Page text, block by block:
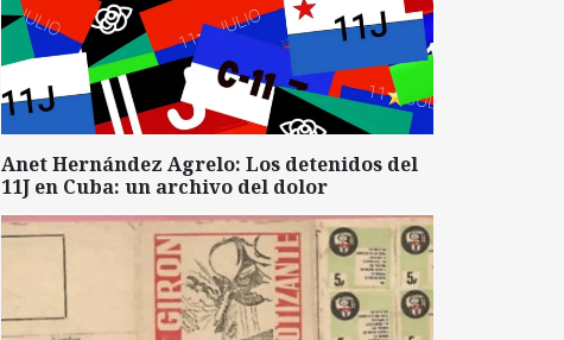
Anet Hernández Agrelo: Los detenidos del
11J en Cuba: un archivo del dolor